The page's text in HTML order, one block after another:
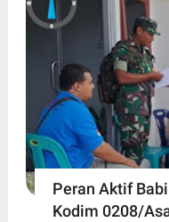
Peran Aktif
Kodim 0208/